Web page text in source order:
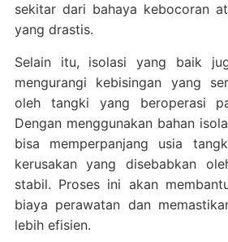
sekitar dari bahaya kebocoran
yang drastis.
Selain itu, isolasi yang baik
mengurangi kebisingan yang
oleh tangki yang beroperasi
Dengan menggunakan bahan
bisa memperpanjang usia
kerusakan yang disebabkan
stabil. Proses ini akan
biaya perawatan dan
lebih efisien.